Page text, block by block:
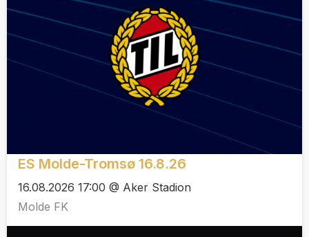
ES Molde-Tromsø 16.8.26
16.08.2026 17:00 @ Aker Stadion
Molde FK